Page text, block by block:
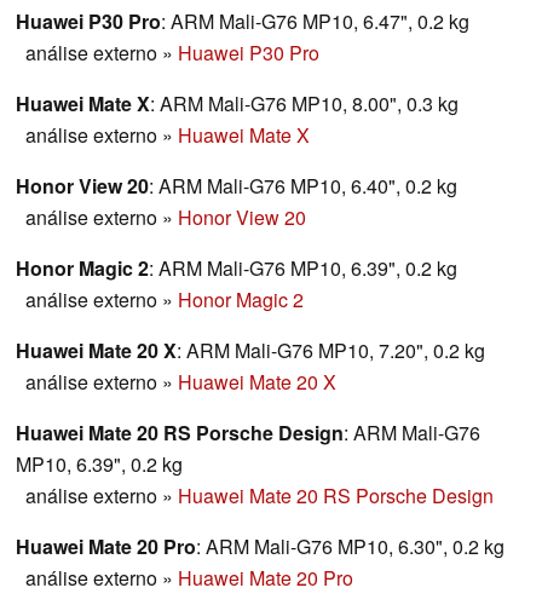
Huawei P30 Pro: ARM Mali-G76 MP10, 6.47", 0.2 kg
análise externo » Huawei P30 Pro
Huawei Mate X: ARM Mali-G76 MP10, 8.00", 0.3 kg
análise externo » Huawei Mate X
Honor View 20: ARM Mali-G76 MP10, 6.40", 0.2 kg
análise externo » Honor View 20
Honor Magic 2: ARM Mali-G76 MP10, 6.39", 0.2 kg
análise externo » Honor Magic 2
Huawei Mate 20 X: ARM Mali-G76 MP10, 7.20", 0.2 kg
análise externo » Huawei Mate 20 X
Huawei Mate 20 RS Porsche Design: ARM Mali-G76
MP10, 6.39", 0.2 kg
análise externo » Huawei Mate 20 RS Porsche Design
Huawei Mate 20 Pro: ARM Mali-G76 MP10, 6.30", 0.2 kg
análise externo » Huawei Mate 20 Pro